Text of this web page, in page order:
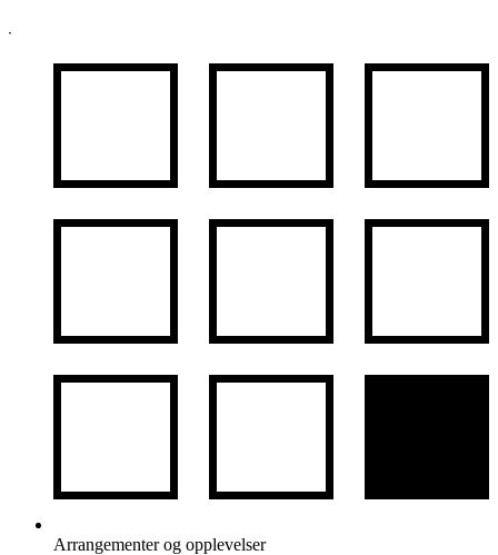
Arrangementer og opplevelser